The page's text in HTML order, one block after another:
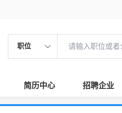
职位
简历中心 招聘企业